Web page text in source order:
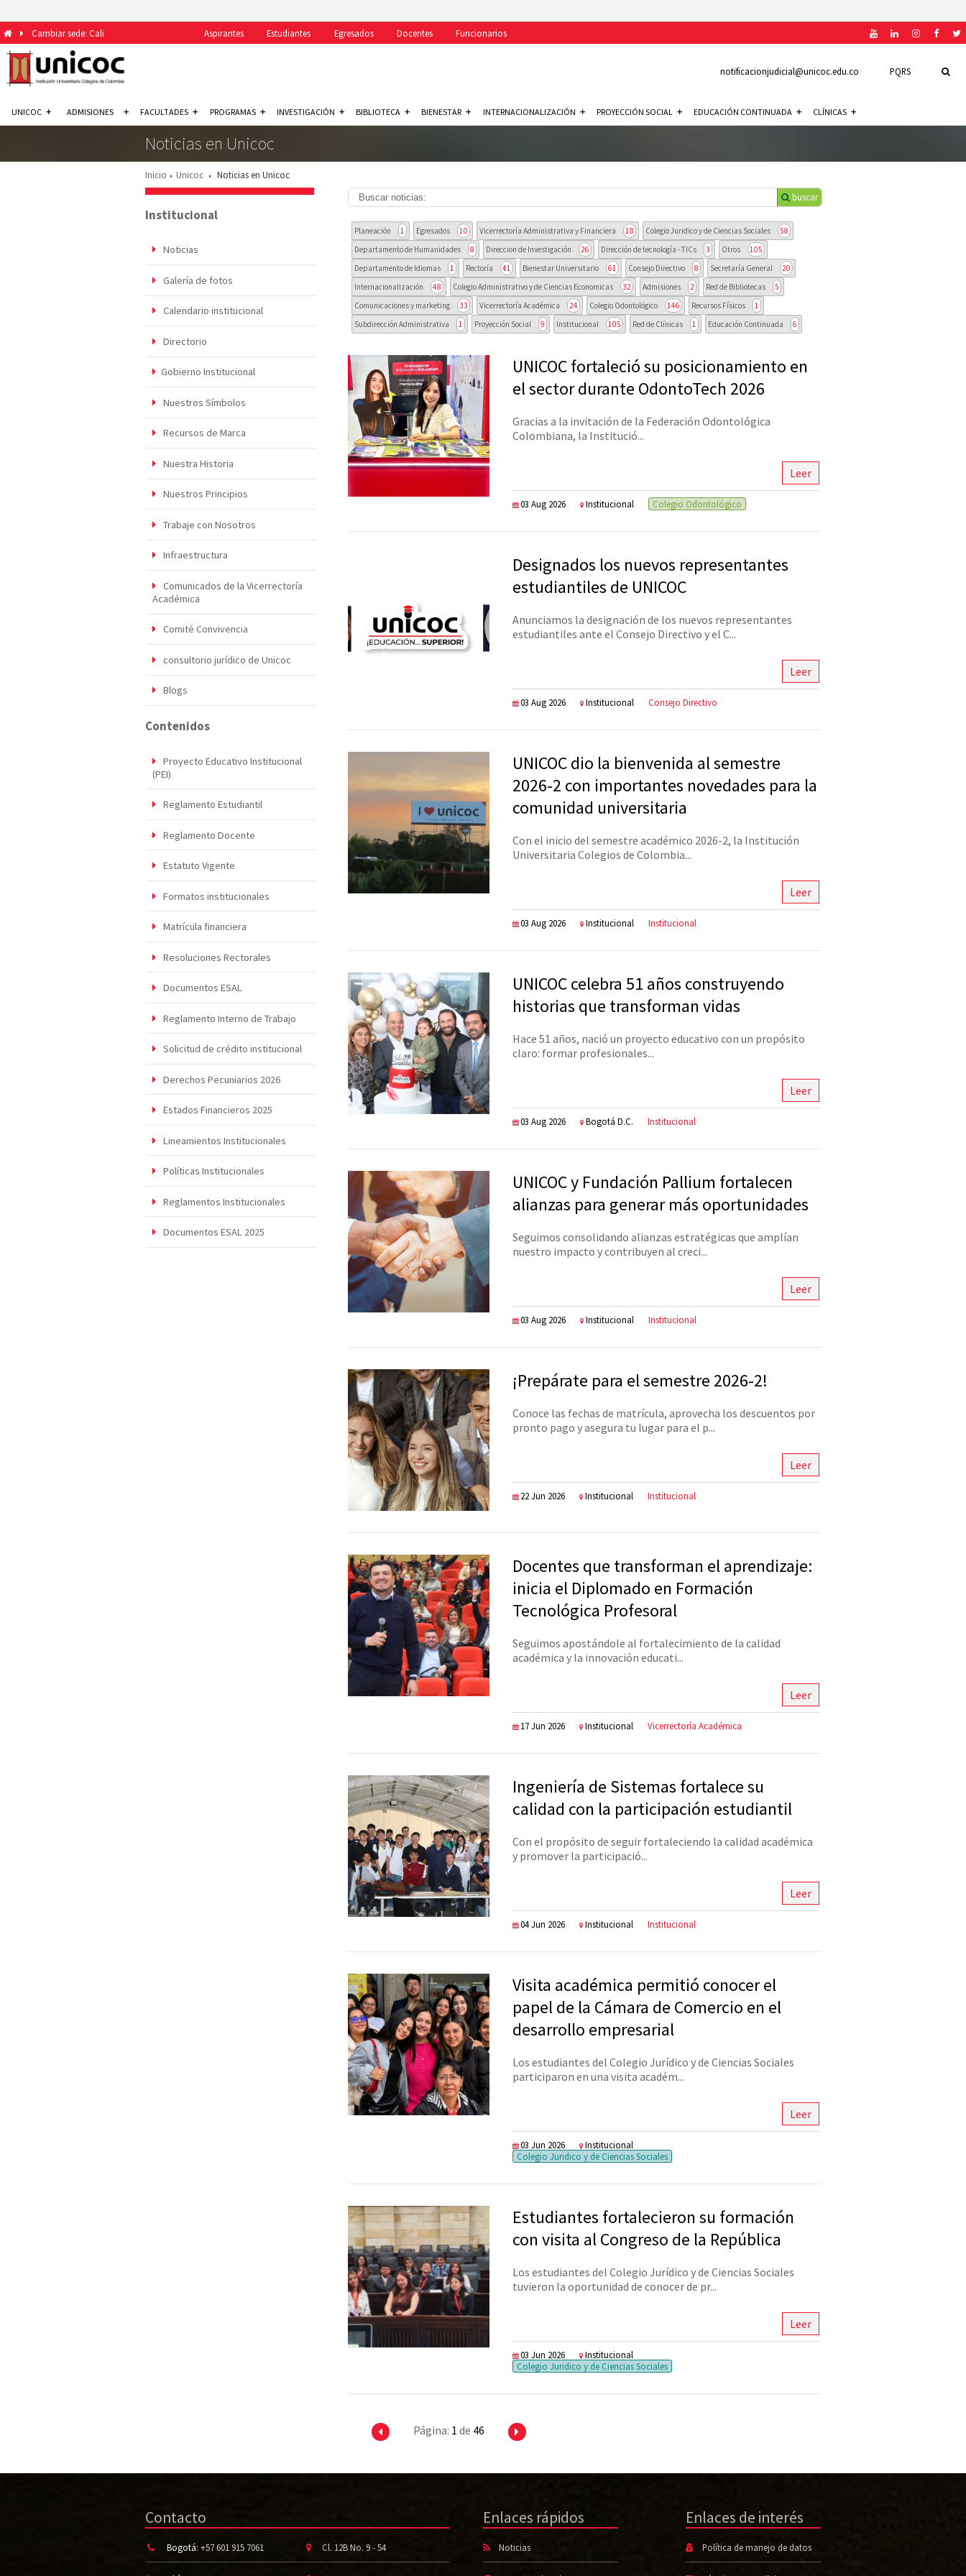
Cambiar sede: Cali Aspirantes Estudiantes Egresados Docentes Funcionarios
PQRS
notificacionjudicial@unicoc.edu.co
UNICOC ADMISIONES FACULTADES PROGRAMAS INVESTIGACIÓN BIBLIOTECA BIENESTAR INTERNACIONALIZACIÓN PROYECCIÓN SOCIAL EDUCACIÓN CONTINUADA CLÍNICAS
Noticias en Unicoc
Inicio Unicoc Noticias en Unicoc
Institucional
Noticias
Galería de fotos
Calendario institucional
Directorio
Gobierno Institucional
Nuestros Símbolos
Recursos de Marca
Nuestra Historia
Nuestros Principios
Trabaje con Nosotros
Infraestructura
Comunicados de la Vicerrectoría
Académica
Comité Convivencia
consultorio jurídico de Unicoc
Blogs
Contenidos
Proyecto Educativo Institucional
(PEI)
Reglamento Estudiantil
Reglamento Docente
Estatuto Vigente
Formatos institucionales
Matrícula financiera
Resoluciones Rectorales
Documentos ESAL
Reglamento Interno de Trabajo
Solicitud de crédito institucional
Derechos Pecuniarios 2026
Estados Financieros 2025
Lineamientos Institucionales
Políticas Institucionales
Reglamentos Institucionales
Documentos ESAL 2025
buscar
Planeación 1 Egresados 10 Vicerrectoría Administrativa y Financiera 18 Colegio Juridico y de Ciencias Sociales
58
Departamento de Humanidades
8 Direccion de Investigación 26 Dirección de tecnología - TICs 3 Otros
105
Departamento de Idiomas
1 Rectoría 41 Bienestar Universitario 61 Consejo Directivo 8 Secretaría General
20
Internacionalización
48 Colegio Administrativo y de Ciencias Economicas 32 Admisiones 2 Red de Bibliotecas
5
Comunicaciones y marketing
33 Vicerrectoría Académica 24 Colegio Odontológico 146 Recursos Físicos
1
Subdirección Administrativa
1 Proyección Social 9 Institucional 105 Red de Clínicas 1 Educación Continuada 6
UNICOC fortaleció su posicionamiento en
el sector durante OdontoTech 2026
Gracias a la invitación de la Federación Odontológica
Colombiana, la Institució...
Leer
03 Aug 2026 Institucional Colegio Odontológico
Designados los nuevos representantes
estudiantiles de UNICOC
Anunciamos la designación de los nuevos representantes
estudiantiles ante el Consejo Directivo y el C...
Leer
03 Aug 2026 Institucional Consejo Directivo
UNICOC dio la bienvenida al semestre
2026-2 con importantes novedades para la
comunidad universitaria
Con el inicio del semestre académico 2026-2, la Institución
Universitaria Colegios de Colombia...
Leer
03 Aug 2026 Institucional Institucional
UNICOC celebra 51 años construyendo
historias que transforman vidas
Hace 51 años, nació un proyecto educativo con un propósito
claro: formar profesionales...
Leer
03 Aug 2026 Bogotá D.C. Institucional
UNICOC y Fundación Pallium fortalecen
alianzas para generar más oportunidades
Seguimos consolidando alianzas estratégicas que amplían
nuestro impacto y contribuyen al creci...
Leer
03 Aug 2026 Institucional Institucional
¡Prepárate para el semestre 2026-2!
Conoce las fechas de matrícula, aprovecha los descuentos por
pronto pago y asegura tu lugar para el p...
Leer
22 Jun 2026 Institucional Institucional
Docentes que transforman el aprendizaje:
inicia el Diplomado en Formación
Tecnológica Profesoral
Seguimos apostándole al fortalecimiento de la calidad
académica y la innovación educati...
Leer
17 Jun 2026 Institucional Vicerrectoría Académica
Ingeniería de Sistemas fortalece su
calidad con la participación estudiantil
Con el propósito de seguir fortaleciendo la calidad académica
y promover la participació...
Leer
04 Jun 2026 Institucional Institucional
Visita académica permitió conocer el
papel de la Cámara de Comercio en el
desarrollo empresarial
Los estudiantes del Colegio Jurídico y de Ciencias Sociales
participaron en una visita académ...
Leer
03 Jun 2026
Institucional
Colegio Juridico y de Ciencias Sociales
Estudiantes fortalecieron su formación
con visita al Congreso de la República
Los estudiantes del Colegio Jurídico y de Ciencias Sociales
tuvieron la oportunidad de conocer de pr...
Leer
03 Jun 2026
Institucional
Colegio Juridico y de Ciencias Sociales
Página: 1 de 46
Contacto
Bogotá: +57 601 915 7061 Cl. 12B No. 9 - 54
Enlaces rápidos
Noticias
Enlaces de interés
Política de manejo de datos